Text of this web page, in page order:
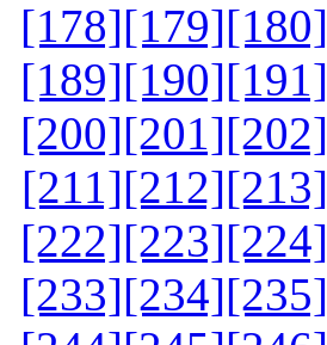
[178][179][180]
[189][190][191]
[200][201][202]
[211][212][213]
[222][223][224]
[233][234][235]